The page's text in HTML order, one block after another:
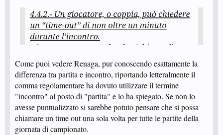
mi scuso per lo sbaglio di ortografia,ma sono cucciolo
Come puoi vedere Renaga, pur conoscendo esattamente la
differenza tra partita e incontro, riportando letteralmente il
comma regolamentare ha dovuto utilizzare il termine
"incontro" al posto di "partita" e lo ha spiegato. Se non lo
avesse puntualizzato si sarebbe potuto pensare che si possa
chiamare un time out una sola volta per tutte le partite della
giornata di campionato.